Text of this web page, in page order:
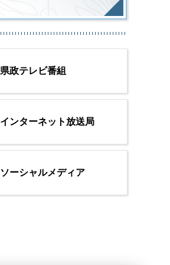
県政テレビ番組
インターネット放送局
ソーシャルメディア